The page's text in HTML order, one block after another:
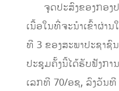
ຈຸດປະສົງຂອງກອງປ
ເນື້ອໃນທີ່ຈະນໍາເຂົ້າຜ່າ
ທີ 3 ຂອງສະພາປະຊາ
ປະຊຸມຄັ້ງນີ້ໄດ້ຮັບຟັງກ
ເລກທີ 70/ອຊ, ລົງວັນທີ